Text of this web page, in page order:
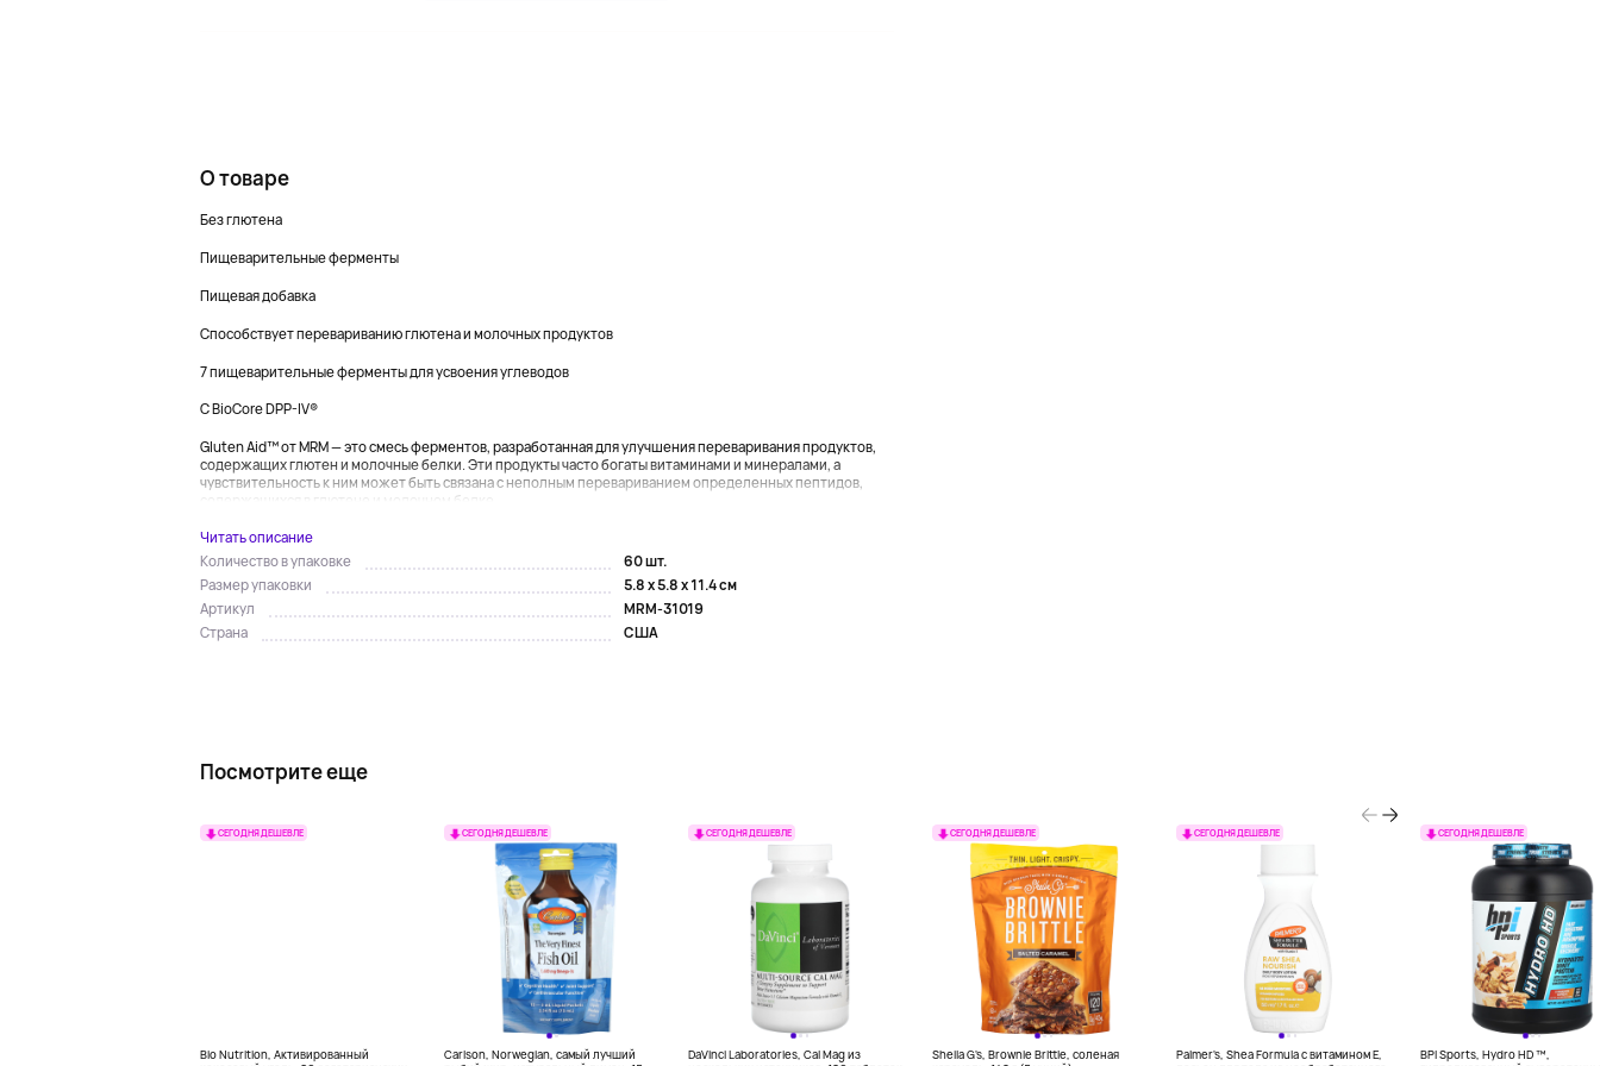
О товаре
Без глютена
Пищеварительные ферменты
Пищевая добавка
Способствует перевариванию глютена и молочных продуктов
7 пищеварительные ферменты для усвоения углеводов
С BioCore DPP-IV®
Gluten Aid™ от MRM — это смесь ферментов, разработанная для улучшения переваривания продуктов,
содержащих глютен и молочные белки. Эти продукты часто богаты витаминами и минералами, а
чувствительность к ним может быть связана с неполным перевариванием определенных пептидов,
содержащихся в глютене и молочном белке....
Читать описание
Количество в упаковке
60 шт.
Размер упаковки
5.8 x 5.8 x 11.4 см
Артикул
MRM-31019
Страна
США
Посмотрите еще
СЕГОДНЯ ДЕШЕВЛЕ
Bio Nutrition, Активированный
СЕГОДНЯ ДЕШЕВЛЕ
Carlson, Norwegian, самый лучший
СЕГОДНЯ ДЕШЕВЛЕ
DaVinci Laboratories, Cal Mag из
СЕГОДНЯ ДЕШЕВЛЕ
Sheila G's, Brownie Brittle, соленая
СЕГОДНЯ ДЕШЕВЛЕ
Palmer's, Shea Formula с витамином E,
СЕГОДНЯ ДЕШЕВЛЕ
BPI Sports, Hydro HD ™,